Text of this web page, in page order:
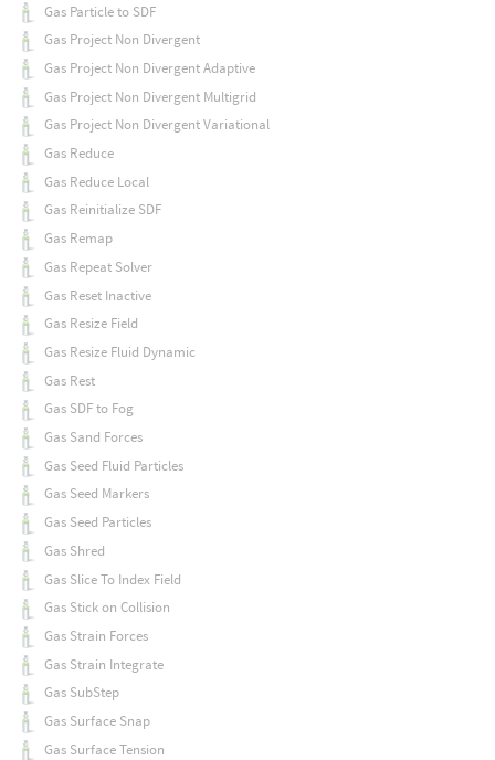
Gas Particle to SDF
Gas Project Non Divergent
Gas Project Non Divergent Adaptive
Gas Project Non Divergent Multigrid
Gas Project Non Divergent Variational
Gas Reduce
Gas Reduce Local
Gas Reinitialize SDF
Gas Remap
Gas Repeat Solver
Gas Reset Inactive
Gas Resize Field
Gas Resize Fluid Dynamic
Gas Rest
Gas SDF to Fog
Gas Sand Forces
Gas Seed Fluid Particles
Gas Seed Markers
Gas Seed Particles
Gas Shred
Gas Slice To Index Field
Gas Stick on Collision
Gas Strain Forces
Gas Strain Integrate
Gas SubStep
Gas Surface Snap
Gas Surface Tension